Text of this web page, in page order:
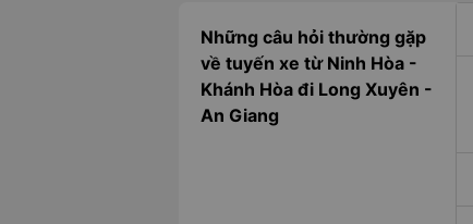
Những câu hỏi thường gặp
về tuyến xe từ Ninh Hòa -
Khánh Hòa đi Long Xuyên -
An Giang